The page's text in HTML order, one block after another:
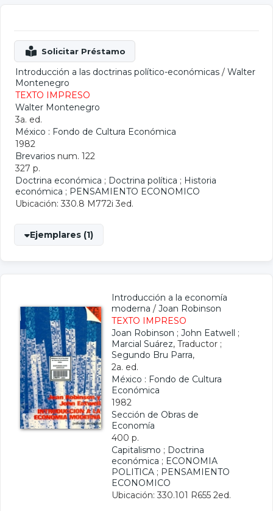
Introducción a las doctrinas político-económicas / Walter
Montenegro
TEXTO IMPRESO
Walter Montenegro
3a. ed.
México : Fondo de Cultura Económica
1982
Brevarios num. 122
327 p.
Doctrina económica ; Doctrina política ; Historia
económica ; PENSAMIENTO ECONOMICO
Ubicación: 330.8 M772i 3ed.
Ejemplares (1)
Introducción a la economía
moderna / Joan Robinson
TEXTO IMPRESO
Joan Robinson ; John Eatwell ;
Marcial Suárez, Traductor ;
Segundo Bru Parra,
2a. ed.
México : Fondo de Cultura
Económica
1982
Sección de Obras de
Economía
400 p.
Capitalismo ; Doctrina
económica ; ECONOMIA
POLITICA ; PENSAMIENTO
ECONOMICO
Ubicación: 330.101 R655 2ed.